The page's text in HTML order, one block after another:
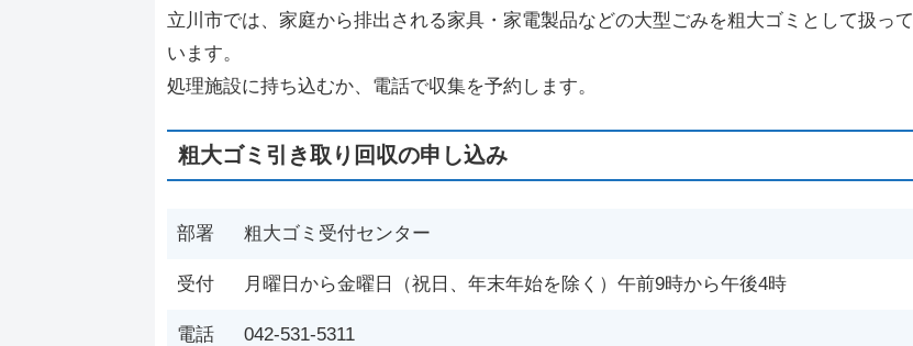
立川市では、家庭から排出される家具・家電製品などの大型ごみを粗大ゴミとして扱って
います。
処理施設に持ち込むか、電話で収集を予約します。
粗大ゴミ引き取り回収の申し込み
部署 粗大ゴミ受付センター
受付 月曜日から金曜日（祝日、年末年始を除く）午前9時から午後4時
電話 042-531-5311